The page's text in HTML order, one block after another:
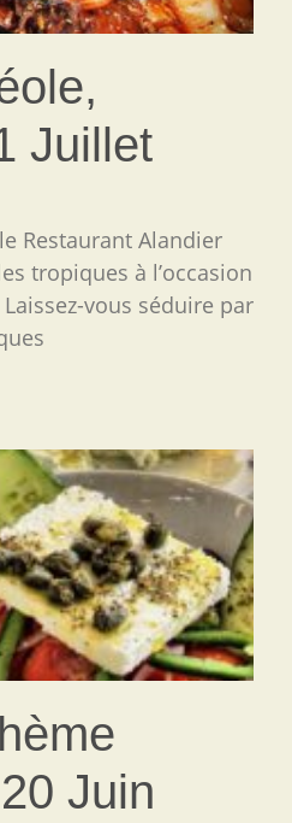
Juillet
Restaurant Alandier
tropiques à l’occasion
vous séduire par
Juin